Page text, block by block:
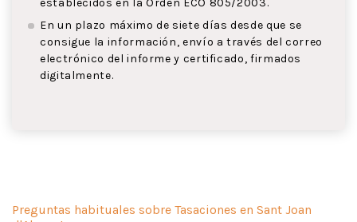
establecidos en la Orden ECO 805/2003.
En un plazo máximo de siete días desde que se
consigue la información, envío a través del correo
electrónico del informe y certificado, firmados
digitalmente.
Preguntas habituales sobre Tasaciones en Sant Joan